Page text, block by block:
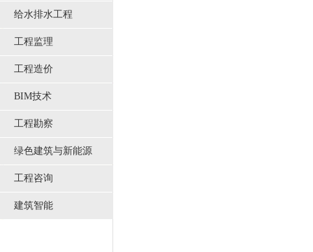
给水排水工程
工程监理
工程造价
BIM技术
工程勘察
绿色建筑与新能源
工程咨询
建筑智能